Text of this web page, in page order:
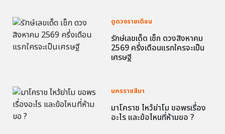
ดูดวงรายเดือน
รักษ์เลขเด็ด เช็ก ดวงสิงหาคม
2569 ครึ่งเดือนแรกใครจะเป็น
เศรษฐี
นครราชสีมา
มาโคราช ไหว้ย่าโม ขอพรเรื่อง
อะไร และข้อไหนที่ห้ามขอ ?